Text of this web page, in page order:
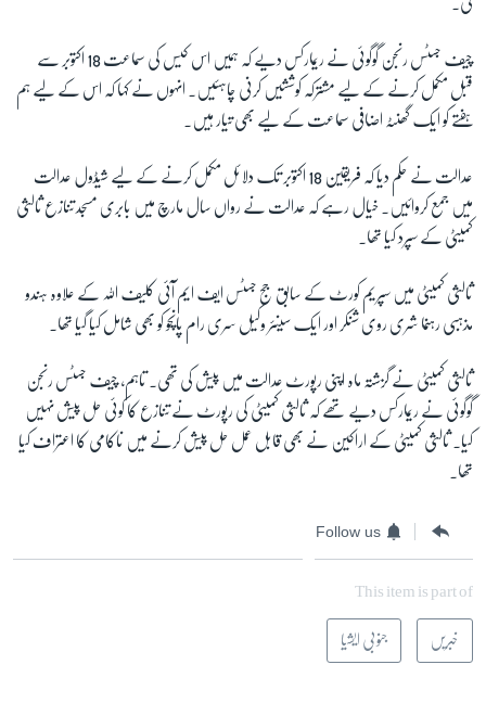
چیف جسٹس رنجن گوگوئی نے ریمارکس دیے کہ ہمیں اس کیس کی سماعت 18 اکتوبر سے
قبل مکمل کرنے کے لیے مشترکہ کوششیں کرنی چاہئیں۔ انہوں نے کہا کہ اس کے لیے ہم
ہفتے کو ایک گھنٹہ اضافی سماعت کے لیے بھی تیار ہیں۔
عدالت نے حکم دیا کہ فریقین 18 اکتوبر تک دلائل مکمل کرنے کے لیے شیڈول عدالت
میں جمع کروائیں۔ خیال رہے کہ عدالت نے رواں سال مارچ میں بابری مسجد تنازع ثالثی
کمیٹی کے سپرد کیا تھا۔
ثالثی کمیٹی میں سپریم کورٹ کے سابق جج جسٹس ایف ایم آئی کلیف اللہ کے علاوہ ہندو
مذہبی رہنما شری روی شنکر اور ایک سینئر وکیل سری رام پانچو کو بھی شامل کیا گیا تھا۔
ثالثی کمیٹی نے گزشتہ ماہ اپنی رپورٹ عدالت میں پیش کی تھی۔ تاہم، چیف جسٹس رنجن
گوگوئی نے ریمارکس دیے تھے کہ ثالثی کمیٹی کی رپورٹ نے تنازع کا کوئی حل پیش نہیں
کیا۔ ثالثی کمیٹی کے اراکین نے بھی قابل عمل حل پیش کرنے میں ناکامی کا اعتراف کیا
تھا۔
Follow us
This item is part of
خبریں جنوبی ایشیا